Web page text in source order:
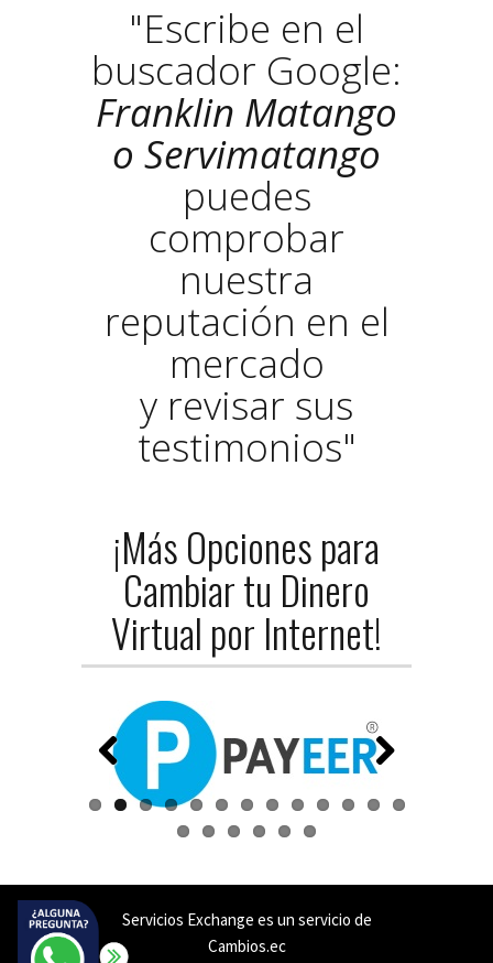
"Escribe en el
buscador Google:
Franklin Matango
o Servimatango
puedes
comprobar
nuestra
reputación en el
mercado
y revisar sus
testimonios"
¡Más Opciones para
Cambiar tu Dinero
Virtual por Internet!
Previ
Servicios Exchange es un servicio de
Cambios.ec